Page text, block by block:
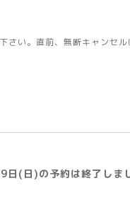
さい。直前、無断キャンセ
(日)の予約は終了しま